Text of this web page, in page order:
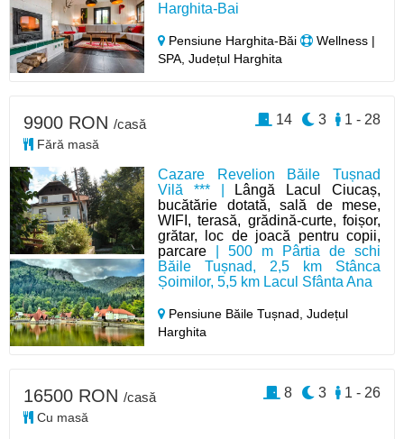
Harghita-Bai
Pensiune Harghita-Băi
Wellness |
SPA, Județul Harghita
Cazare Revelion Băile Tușnad
Vilă *** |
Lângă Lacul Ciucaș,
bucătărie dotată, sală de mese,
WIFI, terasă, grădină-curte, foișor,
grătar, loc de joacă pentru copii,
parcare | 500 m Pârtia de schi
Băile Tușnad, 2,5 km Stânca
Șoimilor, 5,5 km Lacul Sfânta Ana
Pensiune Băile Tușnad,Județul
Harghita
9900 RON /casă
Fără masă
1 - 28
3
14
16500 RON /casă
Cu masă
1 - 26
3
8